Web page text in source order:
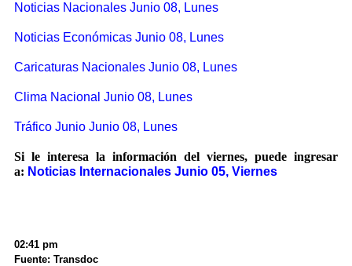
Noticias Nacionales Junio 08, Lunes
Noticias Económicas Junio 08, Lunes
Caricaturas Nacionales Junio 08, Lunes
Clima Nacional Junio 08, Lunes
Tráfico Junio Junio 08, Lunes
Si le interesa la información del viernes, puede ingresar
a: Noticias Internacionales Junio 05, Viernes
02:41 pm
Fuente: Transdoc